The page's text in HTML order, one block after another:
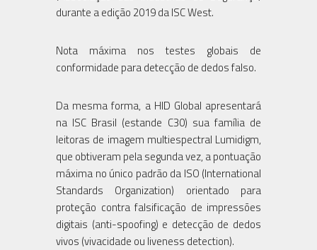
durante a edição 2019 da ISC West.
Nota máxima nos testes globais de
conformidade para detecção de dedos falso.
Da mesma forma, a HID Global apresentará
na ISC Brasil (estande C30) sua família de
leitoras de imagem multiespectral Lumidigm,
que obtiveram pela segunda vez, a pontuação
máxima no único padrão da ISO (International
Standards Organization) orientado para
proteção contra falsificação de impressões
digitais (anti-spoofing) e detecção de dedos
vivos (vivacidade ou liveness detection).